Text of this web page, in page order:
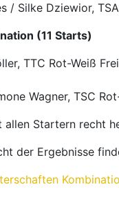
/ Silke Dziewior,
(11 Starts)
TTC Rot-Weiß
Wagner, TSC
allen Startern recht
der Ergebnisse